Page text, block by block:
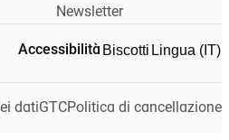
Newsletter
Accessibilità Biscotti Lingua (IT)
datiGTCPolitica di cancellazione